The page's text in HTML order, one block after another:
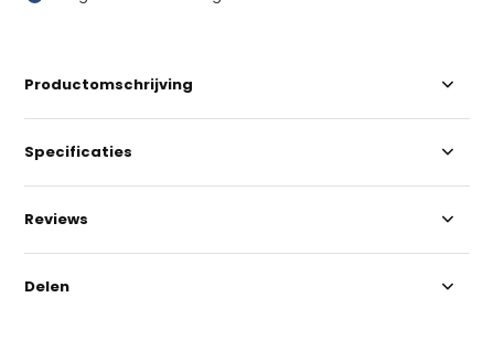
Productomschrijving
Specificaties
Reviews
Delen